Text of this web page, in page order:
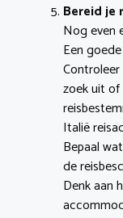
Bereid je
Nog even
Een
zoek uit
Italië
Bepaal
de
Denk aan